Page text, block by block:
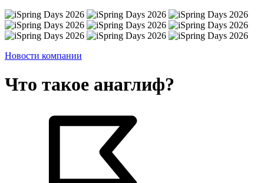
Новости компании
Что такое анаглиф?